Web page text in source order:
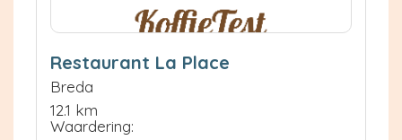
Restaurant La Place
Breda
12.1 km
Waardering: